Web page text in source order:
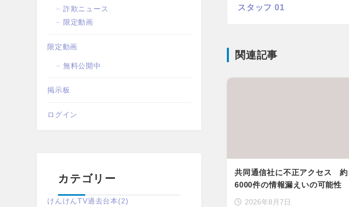
スタッフ 01
関連記事
共同通信社に不正アクセス 約
6000件の情報漏えいの可能性
2026年8月7日
詐欺ニュース
限定動画
限定動画
無料公開中
掲示板
ログイン
カテゴリー
けんけんTV過去台本(2)